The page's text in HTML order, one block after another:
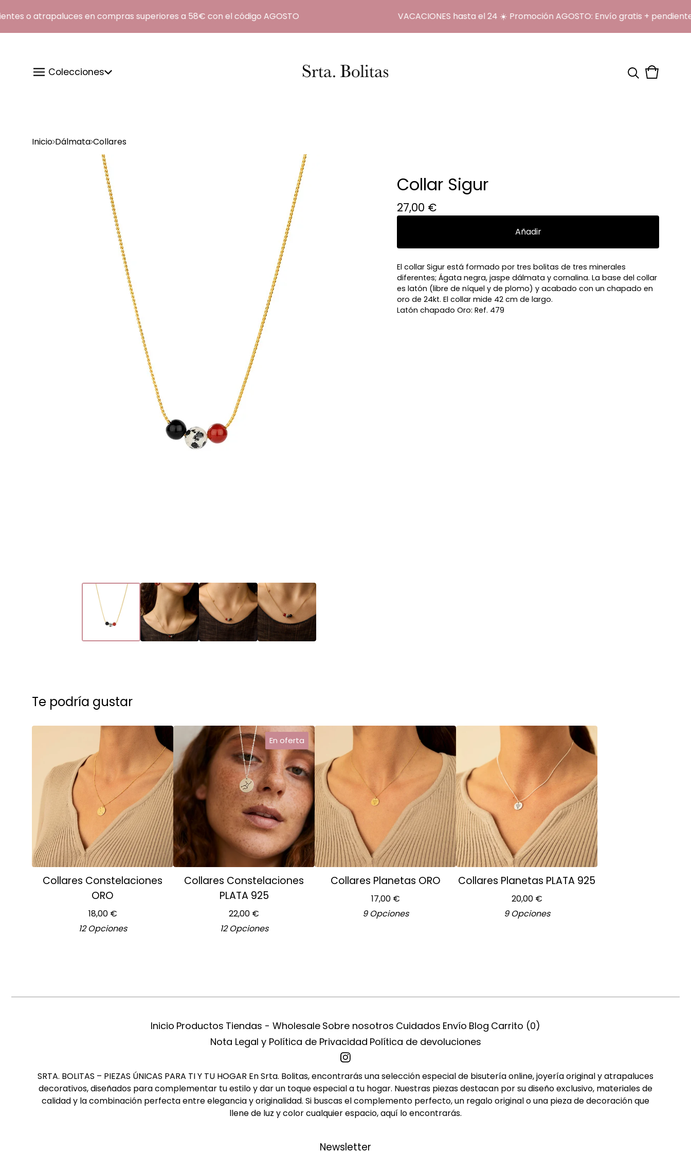
o atrapaluces en compras superiores a 58€ con el código AGOSTO VACACIONES hasta el 24 ☀️ Promoción AGOSTO: Envío gratis +
Colecciones
Ver
0
Inicio Dálmata Collares
Collar Sigur
27,00 €
Añadir
El collar Sigur está formado por tres bolitas de tres minerales
diferentes; Ágata negra, jaspe dálmata y cornalina. La base del collar
es latón (libre de níquel y de plomo) y acabado con un chapado en
oro de 24kt. El collar mide 42 cm de largo.
Latón chapado Oro: Ref. 479
Te podría gustar
Collares Constelaciones
ORO
18,00 €
12 Opciones
En oferta
Collares Constelaciones
PLATA 925
22,00 €
12 Opciones
Collares Planetas ORO
17,00 €
9 Opciones
Collares Planetas PLATA 925
20,00 €
9 Opciones
Inicio Productos Tiendas - Wholesale Sobre nosotros Cuidados Envío Blog Carrito (0)
Nota Legal y Política de Privacidad Política de devoluciones
SRTA. BOLITAS – PIEZAS ÚNICAS PARA TI Y TU HOGAR En Srta. Bolitas, encontrarás una selección especial de bisutería online, joyería original y atrapaluces
decorativos, diseñados para complementar tu estilo y dar un toque especial a tu hogar. Nuestras piezas destacan por su diseño exclusivo, materiales de
calidad y la combinación perfecta entre elegancia y originalidad. Si buscas el complemento perfecto, un regalo original o una pieza de decoración que
llene de luz y color cualquier espacio, aquí lo encontrarás.
Newsletter